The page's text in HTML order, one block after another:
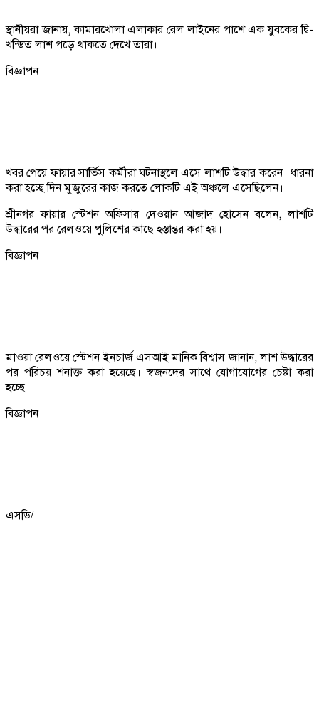
স্থানীয়রা জানায়, কামারখোলা এলাকার রেল লাইনের পাশে এক যুবকের দ্বি-
খন্ডিত লাশ পড়ে থাকতে দেখে তারা।
বিজ্ঞাপন
খবর পেয়ে ফায়ার সার্ভিস কর্মীরা ঘটনাস্থলে এসে লাশটি উদ্ধার করেন। ধারনা
করা হচ্ছে দিন মুজুরের কাজ করতে লোকটি এই অঞ্চলে এসেছিলেন।
শ্রীনগর ফায়ার স্টেশন অফিসার দেওয়ান আজাদ হোসেন বলেন, লাশটি
উদ্ধারের পর রেলওয়ে পুলিশের কাছে হস্তান্তর করা হয়।
বিজ্ঞাপন
মাওয়া রেলওয়ে স্টেশন ইনচার্জ এসআই মানিক বিশ্বাস জানান, লাশ উদ্ধারের
পর পরিচয় শনাক্ত করা হয়েছে। স্বজনদের সাথে যোগাযোগের চেষ্টা করা
হচ্ছে।
বিজ্ঞাপন
এসডি/